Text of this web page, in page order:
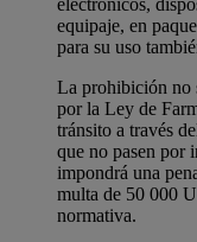
electrónicos,
equipaje, en
para su uso
La prohibición no
por la Ley de
tránsito a través
que no pasen por
impondrá una
multa de 50 000
normativa.